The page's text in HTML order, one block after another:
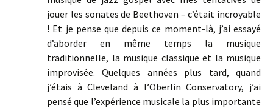
jouer les sonates de Beethoven – c’était incroyable
! Et je pense que depuis ce moment-là, j’ai essayé
d’aborder en même temps la musique
traditionnelle, la musique classique et la musique
improvisée. Quelques années plus tard, quand
j’étais à Cleveland à l’Oberlin Conservatory, j’ai
pensé que l’expérience musicale la plus importante